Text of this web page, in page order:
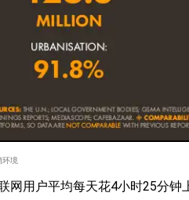
环境
网用户平均每天花4小时25分